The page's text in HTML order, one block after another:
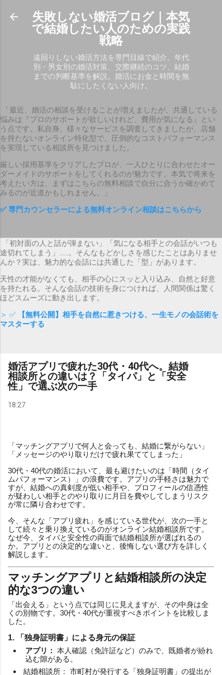
スキップしてメイン コンテンツに移動
失敗しない婚活ブログ｜本気
で結婚したい人のための実践
戦略
遠回りしない婚活方法を専門目線で紹介。年代
別・男女別の婚活対策、交際継続のコツ、結婚
までの判断基準を解説。婚活にお金と時間を無
駄にしたくない人向け。
「最近、婚活の相談を受けることが増えましたが、共通している
悩みは『プロのサポートが欲しいけれど、費用が気になる』とい
う点です。私自身、様々なサービスを調査してきましたが、店舗
を持たないオンライン特化型で、圧倒的なコストパフォーマンス
を実現している相談所を見つけました。
厳しい採用基準をクリアしたプロが、一人ひとりに合わせたオー
ダーメイドのサポートをしてくれるのが魅力です。本気で将来を
考えたい方は、まずはこちらの無料相談で自分に合うか確かめて
みるのが近道かもしれません。」
✅ 専門カウンセラーによる無料オンライン相談はこちらから
「初対面の人と話が弾まない」「気になる相手との会話がいつも
途切れてしまう」……。そんなもどかしさを感じたことはありませ
んか？実は、魅力的な会話には共通した「型」があります。
天性の才能がなくても、相手の心にスッと入り込み、自然と好意
を持たれる。そんな会話の技術を身につければ、人間関係は驚く
ほどスムーズに動き出します。
＞ ✅
【無料公開】相手を自然に惹きつける、一生モノの会話術を
マスターする
婚活アプリで疲れた30代・40代へ。結婚
相談所との違いは？「タイパ」と「安全
性」で選ぶ次の一手
18:27
「マッチングアプリで何人と会っても、結婚に繋がらない」
「メッセージのやり取りだけで疲れ果ててしまった」
30代・40代の婚活において、最も避けたいのは「時間（タイ
ムパフォーマンス）」の浪費です。アプリの手軽さは魅力で
すが、結婚への真剣度が低い相手や、プロフィールの信憑性
が疑わしい相手とのやり取りに月日を費やしてしまうリスク
が常に隣り合わせです。
今、そんな「アプリ疲れ」を感じている世代が、次の一手と
して続々と乗り換えているのがオンライン結婚相談所です。
なぜ今、タイパと安全性の両面で結婚相談所が選ばれるの
か。アプリとの決定的な違いと、後悔しない選び方を詳しく
解説します。
マッチングアプリと結婚相談所の決定
的な3つの違い
「出会える」という点では同じに見えますが、その中身は全
くの別物です。30代・40代が重視すべきポイントを比較しま
した。
1. 「独身証明書」による身元の保証
アプリ： 本人確認（免許証など）のみで、既婚者が紛れ
込む隙がある。
結婚相談所： 市町村が発行する「独身証明書」の提出が